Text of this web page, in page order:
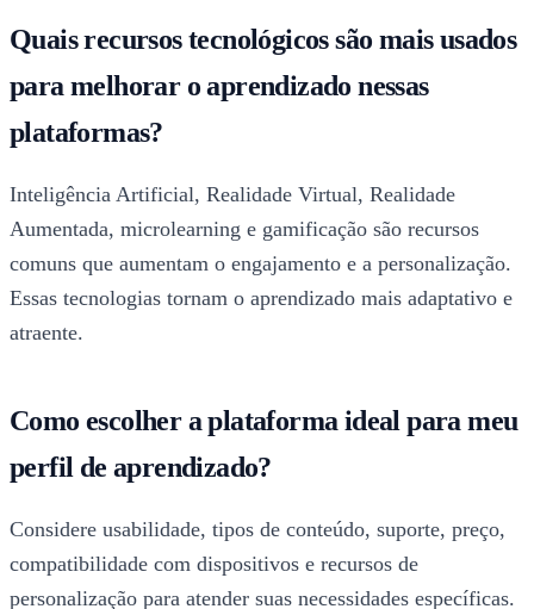
Quais recursos tecnológicos são mais usados
para melhorar o aprendizado nessas
plataformas?
Inteligência Artificial, Realidade Virtual, Realidade
Aumentada, microlearning e gamificação são recursos
comuns que aumentam o engajamento e a personalização.
Essas tecnologias tornam o aprendizado mais adaptativo e
atraente.
Como escolher a plataforma ideal para meu
perfil de aprendizado?
Considere usabilidade, tipos de conteúdo, suporte, preço,
compatibilidade com dispositivos e recursos de
personalização para atender suas necessidades específicas.